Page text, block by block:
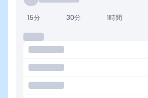
15分 30分 1時間